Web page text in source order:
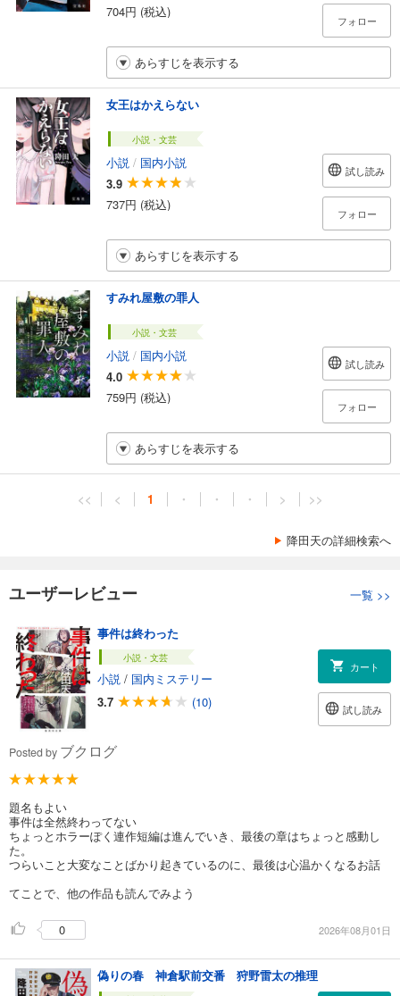
704円 (税込)
フォロー
あらすじを表示する
女王はかえらない
小説・文芸
小説 / 国内小説
3.9
737円 (税込)
試し読み
フォロー
あらすじを表示する
すみれ屋敷の罪人
小説・文芸
小説 / 国内小説
4.0
759円 (税込)
試し読み
フォロー
あらすじを表示する
<< < 1 ・ ・ ・ > >>
降田天の詳細検索へ
ユーザーレビュー 一覧 >>
事件は終わった
小説・文芸
小説 / 国内ミステリー
3.7
(10)
カート
試し読み
Posted by ブクログ
題名もよい
事件は全然終わってない
ちょっとホラーぽく連作短編は進んでいき、最後の章はちょっと感動し
た。
つらいこと大変なことばかり起きているのに、最後は心温かくなるお話
てことで、他の作品も読んでみよう
0 2026年08月01日
偽りの春 神倉駅前交番 狩野雷太の推理